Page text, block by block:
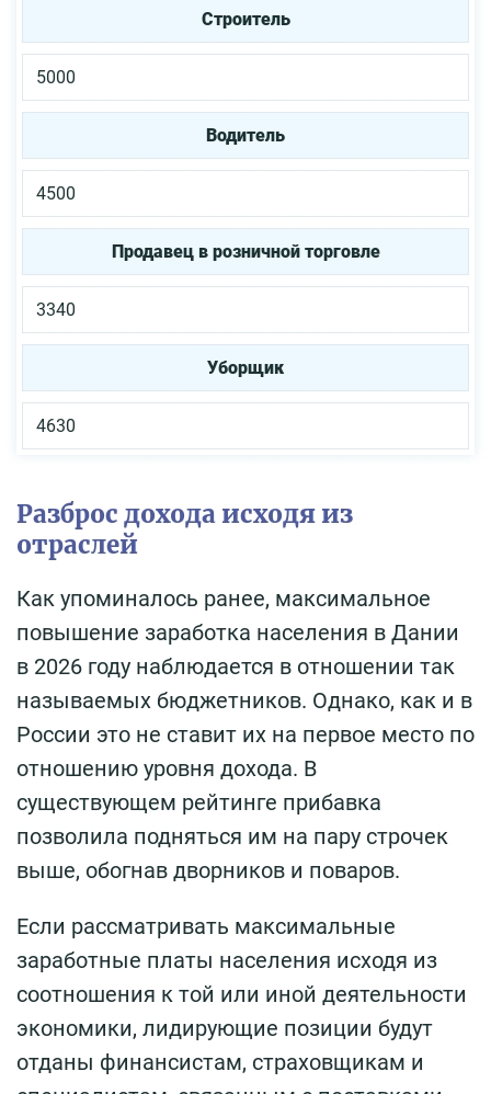
Строитель
5000
Водитель
4500
Продавец в розничной торговле
3340
Уборщик
4630
Разброс дохода исходя из
отраслей
Как упоминалось ранее, максимальное
повышение заработка населения в Дании
в 2026 году наблюдается в отношении так
называемых бюджетников. Однако, как и в
России это не ставит их на первое место по
отношению уровня дохода. В
существующем рейтинге прибавка
позволила подняться им на пару строчек
выше, обогнав дворников и поваров.
Если рассматривать максимальные
заработные платы населения исходя из
соотношения к той или иной деятельности
экономики, лидирующие позиции будут
отданы финансистам, страховщикам и